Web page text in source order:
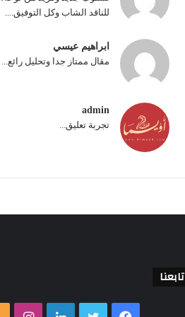
للناقد الشاب وكل التوفيق....
ابراهيم عيسي
مقال ممتاز جدا وتحليل رائع...
admin
تجربة تعليق...
تابعنا